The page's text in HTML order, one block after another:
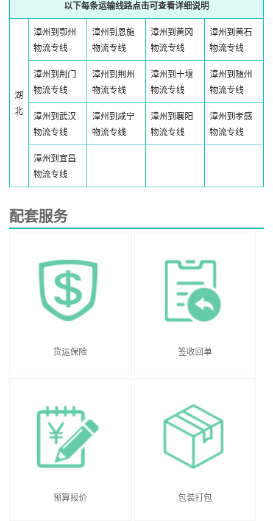
以下每条运输线路点击可查看详细说明
湖
北
漳州到鄂州
物流专线
漳州到恩施
物流专线
漳州到黄冈
物流专线
漳州到黄石
物流专线
漳州到荆门
物流专线
漳州到荆州
物流专线
漳州到十堰
物流专线
漳州到随州
物流专线
漳州到武汉
物流专线
漳州到咸宁
物流专线
漳州到襄阳
物流专线
漳州到孝感
物流专线
漳州到宜昌
物流专线
配套服务
货运保险 签收回单
预算报价 包装打包